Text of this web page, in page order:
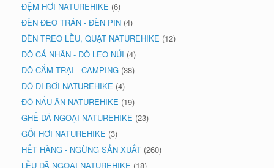
ĐỆM HƠI NATUREHIKE (6)
ĐÈN ĐEO TRÁN - ĐÈN PIN (4)
ĐÈN TREO LỀU, QUẠT NATUREHIKE (12)
ĐỒ CÁ NHÂN - ĐỒ LEO NÚI (4)
ĐỒ CẮM TRẠI - CAMPING (38)
ĐỒ ĐI BƠI NATUREHIKE (4)
ĐỒ NẤU ĂN NATUREHIKE (19)
GHẾ DÃ NGOẠI NATUREHIKE (23)
GỐI HƠI NATUREHIKE (3)
HẾT HÀNG - NGỪNG SẢN XUẤT (260)
LỀU DÃ NGOẠI NATUREHIKE (18)